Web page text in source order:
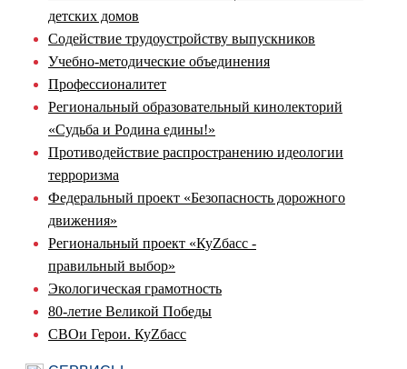
детских домов
Содействие трудоустройству выпускников
Учебно-методические объединения
Профессионалитет
Региональный образовательный кинолекторий
«Судьба и Родина едины!»
Противодействие распространению идеологии
терроризма
Федеральный проект «Безопасность дорожного
движения»
Региональный проект «КуZбасс -
правильный выбор»
Экологическая грамотность
80-летие Великой Победы
СВОи Герои. КуZбасс